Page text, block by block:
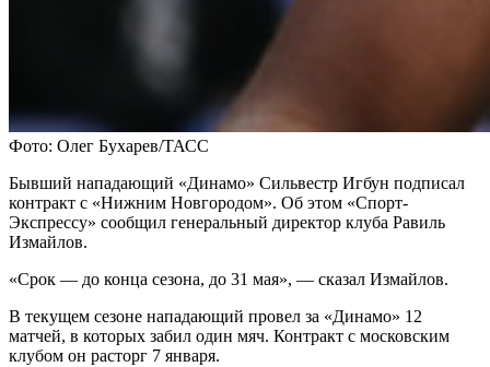
Фото: Олег Бухарев/ТАСС
Бывший нападающий «Динамо» Сильвестр Игбун подписал
контракт с «Нижним Новгородом». Об этом «Спорт-
Экспрессу» сообщил генеральный директор клуба Равиль
Измайлов.
«Срок — до конца сезона, до 31 мая», — сказал Измайлов.
В текущем сезоне нападающий провел за «Динамо» 12
матчей, в которых забил один мяч. Контракт с московским
клубом он расторг 7 января.